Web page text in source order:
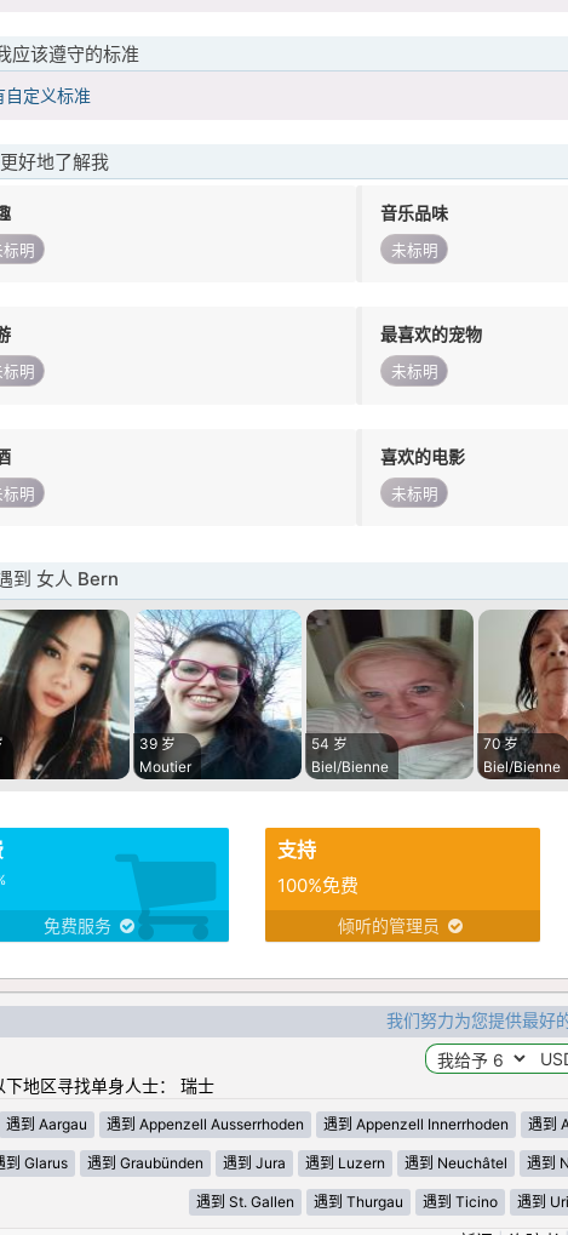
应该遵守的标准
自定义标准
更好地了解我
标明
音乐品味
未标明
标明
最喜欢的宠物
未标明
标明
喜欢的电影
未标明
到 女人 Bern
39 岁
Moutier
54 岁
Biel/Bienne
70 岁
Biel/Bienne
免费服务
支持
100%免费
倾听的管理员
我们努力为您提供最好
下地区寻找单身人士： 瑞士
遇到 Aargau 遇到 Appenzell Ausserrhoden 遇到 Appenzell Innerrhoden 遇到
到 Glarus 遇到 Graubünden 遇到 Jura 遇到 Luzern 遇到 Neuchâtel 遇到
遇到 St. Gallen 遇到 Thurgau 遇到 Ticino 遇到 Uri